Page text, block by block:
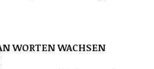
WORTEN WACHSEN